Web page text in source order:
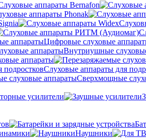
аппараты Bernafon
аппараты Phonak
Цифровые слуховые
Внутриушные
аппараты
Слуховые аппараты для
Сверхмощные
усилители
Наушники